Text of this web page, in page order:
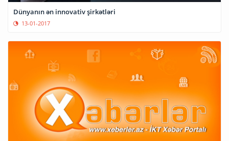
Dünyanın ən innovativ şirkətləri
13-01-2017